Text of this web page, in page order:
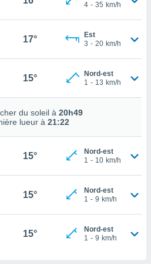
4 - 35 km/h
17°
Est
3 - 20 km/h
15°
Nord-est
1 - 13 km/h
du soleil à 20h49
lueur à 21:22
15°
Nord-est
1 - 10 km/h
15°
Nord-est
1 - 9 km/h
15°
Nord-est
1 - 9 km/h